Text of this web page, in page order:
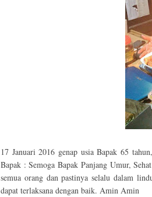
17 Januari 2016 genap usia Bapak 65
Bapak : Semoga Bapak Panjang Umur,
semua orang dan pastinya selalu dalam
dapat terlaksana dengan baik. Amin Amin